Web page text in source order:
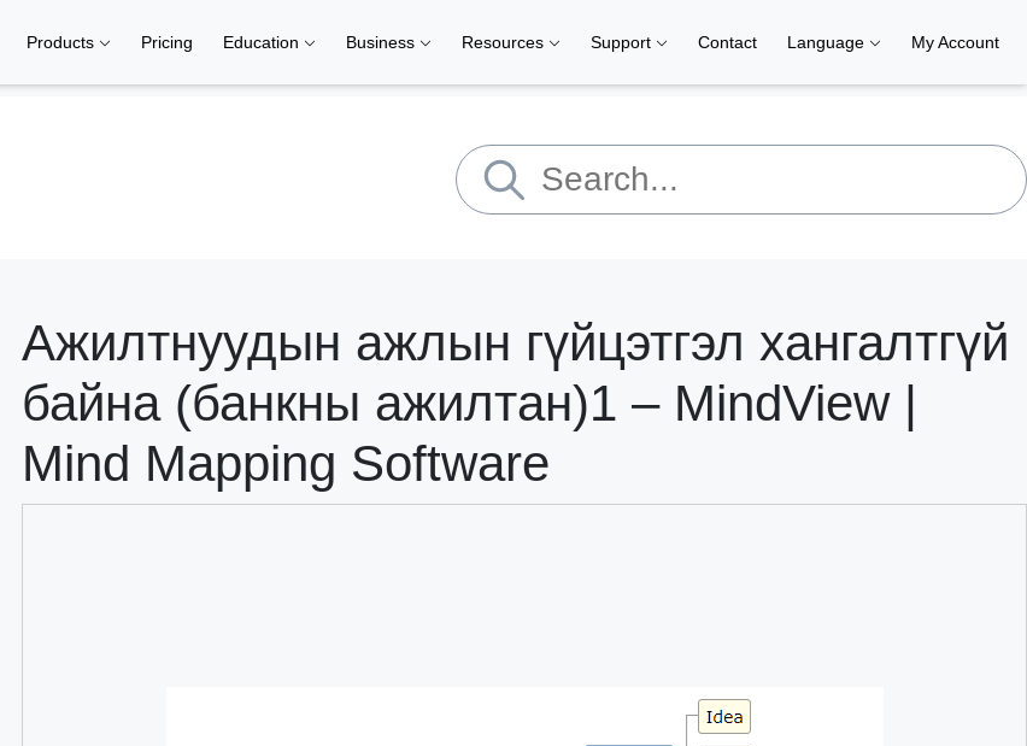
Products Pricing Education Business Resources Support Contact Language My Account
Ажилтнуудын ажлын гүйцэтгэл хангалтгүй
байна (банкны ажилтан)1 – MindView |
Mind Mapping Software